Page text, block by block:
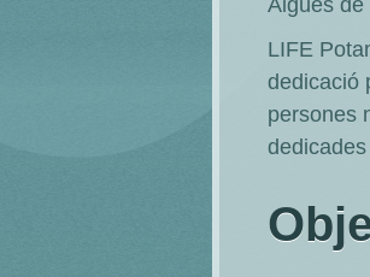
Aigües de
LIFE
dedicació
persones